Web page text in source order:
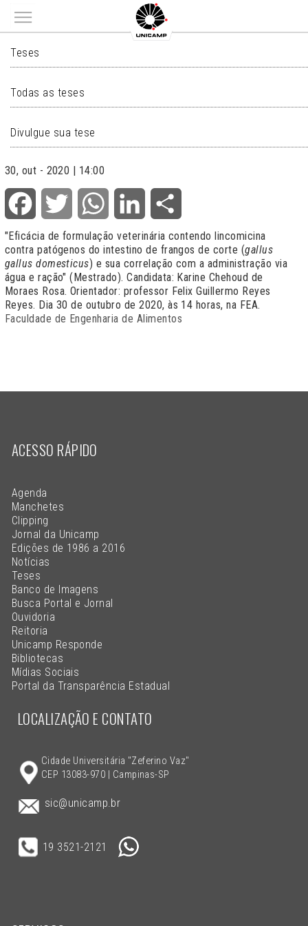
Main menu
TESES
Teses
Todas as teses
Divulgue sua tese
30, out - 2020 | 14:00
Facebook Twitter WhatsApp LinkedIn
"Eficácia de formulação veterinária contendo lincomicina
contra patógenos do intestino de frangos de corte (gallus
gallus domesticus) e sua correlação com a administração via
água e ração" (Mestrado). Candidata: Karine Chehoud de
Moraes Rosa. Orientador: professor Felix Guillermo Reyes
Reyes. Dia 30 de outubro de 2020, às 14 horas, na FEA.
Faculdade de Engenharia de Alimentos
ACESSO RÁPIDO
Agenda
Manchetes
Clipping
Jornal da Unicamp
Edições de 1986 a 2016
Notícias
Teses
Banco de Imagens
Busca Portal e Jornal
Ouvidoria
Reitoria
Unicamp Responde
Bibliotecas
Mídias Sociais
Portal da Transparência Estadual
LOCALIZAÇÃO E CONTATO
Cidade Universitária "Zeferino Vaz"
CEP 13083-970 | Campinas-SP
sic@unicamp.br
19 3521-2121